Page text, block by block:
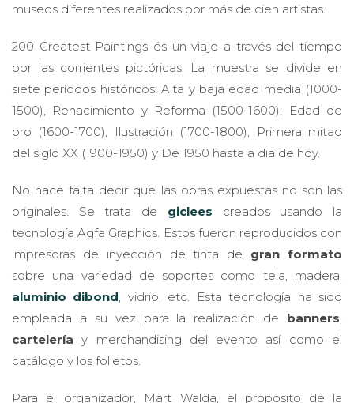
museos diferentes realizados por más de cien artistas.
200 Greatest Paintings és un viaje a través del tiempo
por las corrientes pictóricas. La muestra se divide en
siete períodos históricos: Alta y baja edad media (1000-
1500), Renacimiento y Reforma (1500-1600), Edad de
oro (1600-1700), Ilustración (1700-1800), Primera mitad
del siglo XX (1900-1950) y De 1950 hasta a dia de hoy.
No hace falta decir que las obras expuestas no son las
originales. Se trata de giclees creados usando la
tecnología Agfa Graphics. Estos fueron reproducidos con
impresoras de inyección de tinta de gran formato
sobre una variedad de soportes como tela, madera,
aluminio dibond , vidrio, etc. Esta tecnología ha sido
empleada a su vez para la realización de banners
cartelería y merchandising del evento así como el
catálogo y los folletos.
Para el organizador, Mart Walda, el propósito de la